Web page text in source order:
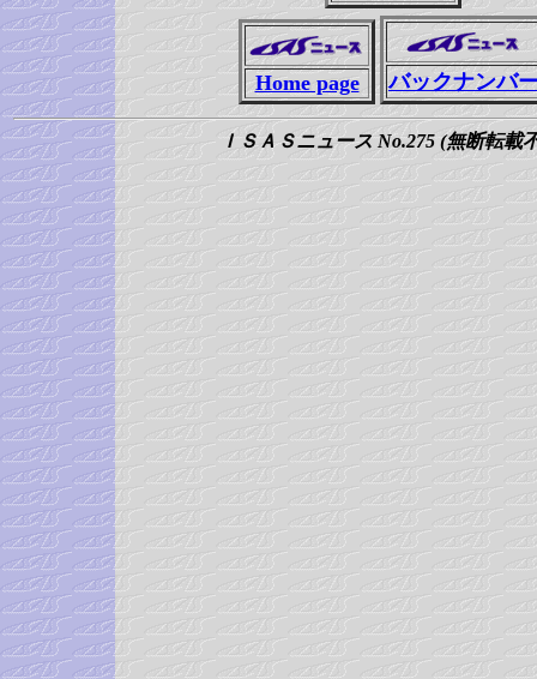
Home page バックナンバ
ＩＳＡＳニュース No.275 (無断転載